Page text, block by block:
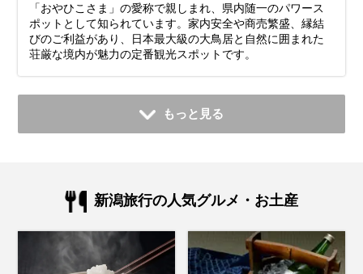
「おやひこさま」の愛称で親しまれ、県内随一のパワース
ポットとして知られています。家内安全や商売繁盛、縁結
びのご利益があり、日本最大級の大鳥居と自然に囲まれた
荘厳な境内が魅力の定番観光スポットです。
もっと見る
新潟旅行の人気グルメ・お土産